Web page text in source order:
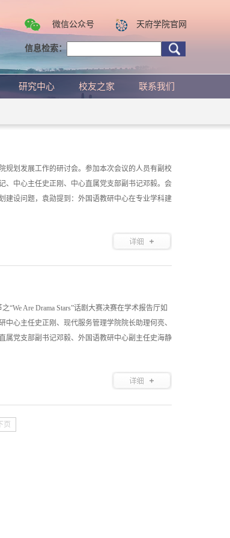
微信公众号 天府学院官网
信息检索：
研究中心 校友之家 联系我们
规划发展工作的研讨会。参加本次会议的人员有副校
、中心主任史正刚、中心直属党支部副书记邓毅。会
建设问题，袁勋提到：外国语教研中心在专业学科建
Are Drama Stars”话剧大赛决赛在学术报告厅如
心主任史正刚、现代服务管理学院院长助理何亮、
属党支部副书记邓毅、外国语教研中心副主任史海静
下页